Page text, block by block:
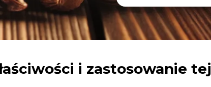
i zastosowanie tej